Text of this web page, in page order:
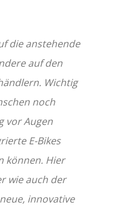
die anstehende
auf den
Wichtig
noch
vor Augen
E-Bikes
können. Hier
wie auch der
innovative